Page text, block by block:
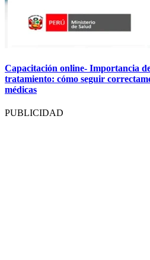
Capacitación online- Importancia
tratamiento: cómo seguir
médicas
PUBLICIDAD